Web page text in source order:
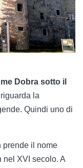
Dobra sotto il
la
Quindi uno di
il nome
nel XVI secolo. A